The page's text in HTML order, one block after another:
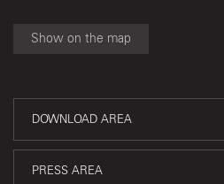
Show on the map
DOWNLOAD AREA
PRESS AREA